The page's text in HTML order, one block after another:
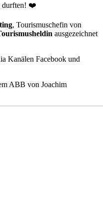
durften! ❤️
, Tourismuschefin von
ausgezeichnet
Kanälen Facebook und
ABB von Joachim